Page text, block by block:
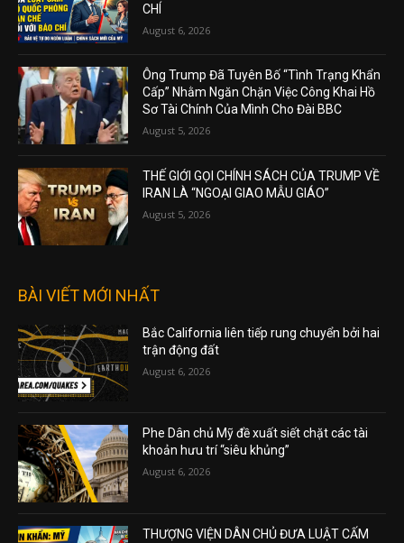
CHÍ
August 6, 2026
Ông Trump Đã Tuyên Bố “Tình Trạng Khẩn
Cấp” Nhằm Ngăn Chặn Việc Công Khai Hồ
Sơ Tài Chính Của Mình Cho Đài BBC
August 5, 2026
THẾ GIỚI GỌI CHÍNH SÁCH CỦA TRUMP VỀ
IRAN LÀ “NGOẠI GIAO MẪU GIÁO”
August 5, 2026
BÀI VIẾT MỚI NHẤT
Bắc California liên tiếp rung chuyển bởi hai
trận động đất
August 6, 2026
Phe Dân chủ Mỹ đề xuất siết chặt các tài
khoản hưu trí “siêu khủng”
August 6, 2026
THƯỢNG VIỆN DÂN CHỦ ĐƯA LUẬT CẤM